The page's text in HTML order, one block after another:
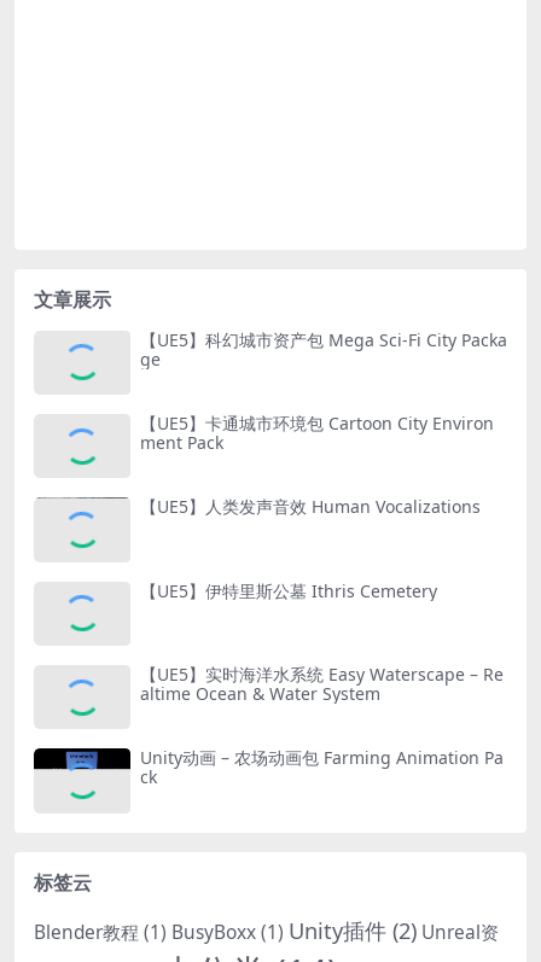
文章展示
【UE5】科幻城市资产包 Mega Sci-Fi City Packa
ge
【UE5】卡通城市环境包 Cartoon City Environ
ment Pack
【UE5】人类发声音效 Human Vocalizations
【UE5】伊特里斯公墓 Ithris Cemetery
【UE5】实时海洋水系统 Easy Waterscape – Re
altime Ocean & Water System
Unity动画 – 农场动画包 Farming Animation Pa
ck
标签云
Blender教程 (1) BusyBoxx(1) Unity插件 (2) Unreal资